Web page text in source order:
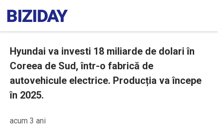
Hyundai va investi 18 miliarde de dolari în
Coreea de Sud, într-o fabrică de
autovehicule electrice. Producția va începe
în 2025.
acum 3 ani